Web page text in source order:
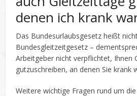
denen ich krank
Das Bundesurlaubsgesetz heißt
Bundesgleitzeitgesetz –
Arbeitgeber nicht verpflichtet, Ihnen
gutzuschreiben, an denen Sie krank
Weitere wichtige Fragen rund um